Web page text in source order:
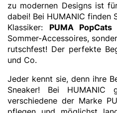
zu modernen Designs ist
dabei! Bei HUMANIC finden
Klassiker: PUMA PopCats
Sommer-Accessoires,
rutschfest! Der perfekte
und Co.
Jeder kennt sie, denn ihre
Sneaker! Bei
verschiedene der Marke